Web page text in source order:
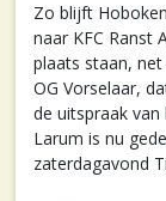
Zo blijft
naar KFC Ranst
plaats staan,
OG Vorselaar,
de uitspraak
Larum is nu
zaterdagavond